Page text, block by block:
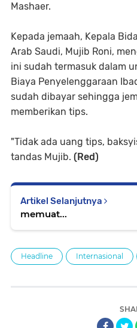
Mashaer.
Kepada jemaah, Kepala
Arab Saudi, Mujib Roni,
ini sudah termasuk dalam
Biaya Penyelenggaraan
sudah dibayar sehingga
memberikan tips.
"Tidak ada uang tips,
tandas Mujib. (Red)
Artikel Selanjutnya
memuat...
Headline Internasional